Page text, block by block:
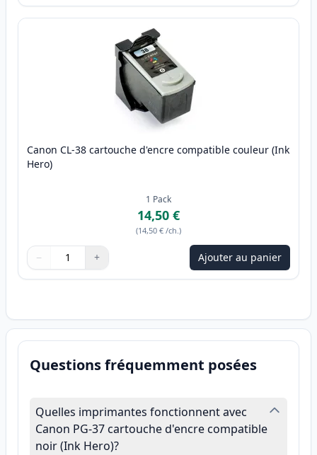
Canon CL-38 cartouche d'encre compatible couleur (Ink
Hero)
1 Pack
14,50 €
(14,50 € /ch.)
Quantité
Utilisez les boutons pour ajuster
− +
Quantité Ajouter au panier
Questions fréquemment posées
Quelles imprimantes fonctionnent avec
Canon PG-37 cartouche d'encre compatible
noir (Ink Hero)?